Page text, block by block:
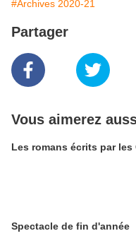
#Archives 2020-21
Partager
Vous aimerez
Les romans écrits par les
Spectacle de fin d'année